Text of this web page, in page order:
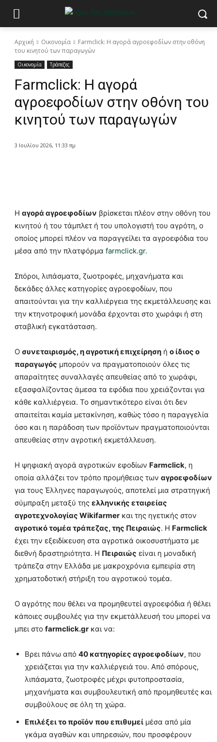
Αρχική Οικονομία
Farmclick: Η αγορά αγροεφοδίων στην οθόνη
του κινητού των παραγωγών
Οικονομία Τράπεζες
Farmclick: Η αγορά
αγροεφοδίων στην οθόνη του
κινητού των παραγωγών
3 Ιουλίου 2026, 11:33 πμ
Η αγορά αγροεφοδίων βρίσκεται πλέον στην οθόνη του
κινητού ή του τάμπλετ ή του υπολογιστή του αγρότη, ο
οποίος μπορεί πλέον να παραγγείλει τα αγροεφόδια του
μέσα από την πλατφόρμα farmclick.gr.
Σπόροι, λιπάσματα, ζωοτροφές, μηχανήματα και
δεκάδες άλλες κατηγορίες αγροεφοδίων, που
απαιτούνται για την καλλιέργεια της εκμετάλλευσης και
την κτηνοτροφική μονάδα έρχονται στο χωράφι ή στη
σταβλική εγκατάσταση.
Ο συνεταιρισμός, η αγροτική επιχείρηση ή ο ίδιος ο
παραγωγός μπορούν να πραγματοποιούν όλες τις
απαραίτητες συναλλαγές απευθείας από το χωράφι,
εξασφαλίζοντας άμεσα τα εφόδια που χρειάζονται για
κάθε καλλιέργεια. Το σημαντικότερο είναι ότι δεν
απαιτείται καμία μετακίνηση, καθώς τόσο η παραγγελία
όσο και η παράδοση των προϊόντων πραγματοποιούνται
απευθείας στην αγροτική εκμετάλλευση.
Η ψηφιακή αγορά αγροτικών εφοδίων Farmclick, η
οποία αλλάζει τον τρόπο προμήθειας των αγροεφοδίων
για τους Έλληνες παραγωγούς, αποτελεί μια στρατηγική
σύμπραξη μεταξύ της ελληνικής εταιρείας
αγροτεχνολογίας Wikifarmer και της ηγετικής στον
αγροτικό τομέα τράπεζας, της Πειραιώς. Η Farmclick
έχει την εξειδίκευση στα αγροτικά οικοσυστήματα με
διεθνή δραστηριότητα. Η Πειραιώς είναι η μοναδική
τράπεζα στην Ελλάδα με μακροχρόνια εμπειρία στη
χρηματοδοτική στήριξη του αγροτικού τομέα.
Ο αγρότης που θέλει να προμηθευτεί αγροεφόδια ή θέλει
κάποιες συμβουλές για την εκμετάλλευσή του μπορεί να
μπει στο farmclick.gr και να:
Βρει πάνω από 40 κατηγορίες αγροεφοδίων, που
χρειάζεται για την καλλιέργειά του. Από σπόρους,
λιπάσματα, ζωοτροφές μέχρι φυτοπροστασία,
μηχανήματα και συμβουλευτική από προμηθευτές και
συμβούλους σε όλη τη χώρα.
Επιλέξει το προϊόν που επιθυμεί μέσα από μία
γκάμα αγαθών και υπηρεσιών, που προσφέρουν